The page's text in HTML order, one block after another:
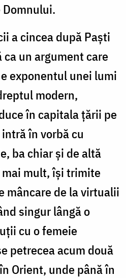
a cincea după Paști
un argument care
exponentul unei lumi
modern,
în capitala țării pe
în vorbă cu
ba chiar și de altă
mult, își trimite
mâncare de la virtualii
singur lângă o
cu o femeie
petrecea acum două
Orient, unde până în